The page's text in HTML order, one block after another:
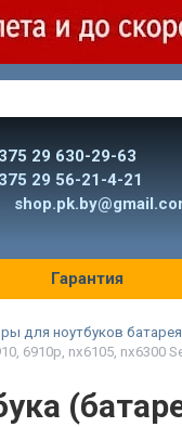
29 630-29-63
29 56-21-4-21
Гарантия
для ноутбуков
6910p, nx6105, nx6300